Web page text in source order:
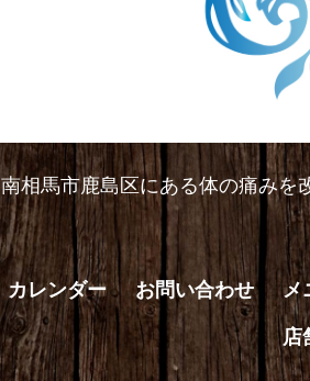
南相馬市鹿島区にある体の痛みを
カレンダー お問い合わせ メ
店